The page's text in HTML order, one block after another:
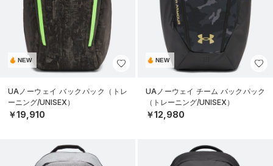
NEW
UAノーウェイ バックパック（トレ
ーニング/UNISEX）
￥19,910
NEW
UAノーウェイ チーム バックパック
（トレーニング/UNISEX）
￥12,980